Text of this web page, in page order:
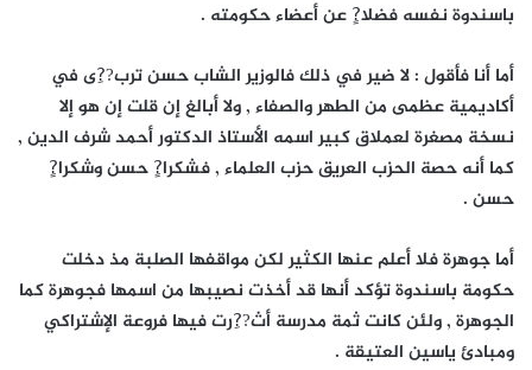
باسندوة نفسه فضلا?ٍ عن أعضاء حكومته .
أما أنا فأقول : لا ضير في ذلك فالوزير الشاب حسن ترب??ِى في
أكاديمية عظمى من الطهر والصفاء , ولا أبالغ إن قلت إن هو إلا
نسخة مصغرة لعملاق كبير اسمه الأستاذ الدكتور أحمد شرف الدين ,
كما أنه حصة الحزب العريق حزب العلماء , فشكرا?ٍ حسن وشكرا?ٍ
حسن .
أما جوهرة فلا أعلم عنها الكثير لكن مواقفها الصلبة مذ دخلت
حكومة باسندوة تؤكد أنها قد أخذت نصيبها من اسمها فجوهرة كما
الجوهرة , ولئن كانت ثمة مدرسة أث??ِرت فيها فروعة الإشتراكي
ومبادئ ياسين العتيقة .